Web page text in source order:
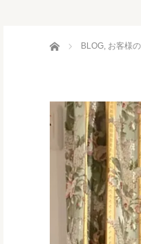
ホーム BLOG, お客様